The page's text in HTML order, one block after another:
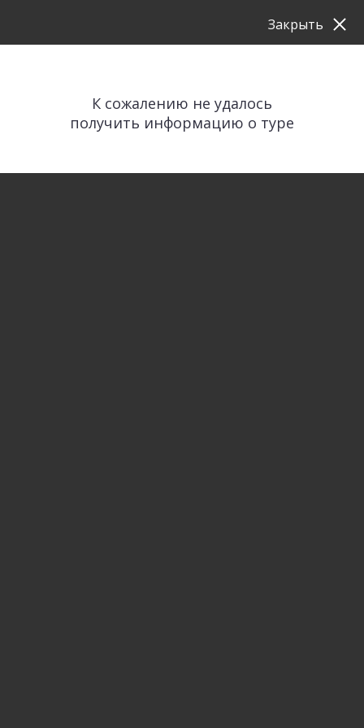
К сожалению не удалось
получить информацию о туре
Закрыть